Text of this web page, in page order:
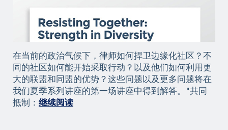
在当前的政治气候下，律师如何捍卫边缘化社区？不
同的社区如何能开始采取行动？以及他们如何利用更
大的联盟和同盟的优势？这些问题以及更多问题将在
我们夏季系列讲座的第一场讲座中得到解答。"共同
抵制： 继续阅读夏